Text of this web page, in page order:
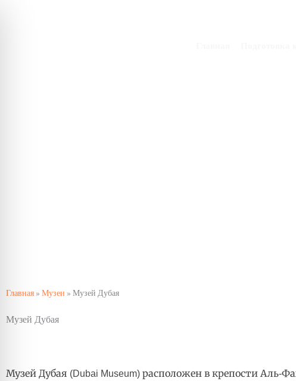
Главная» Музеи » Музей Дубая
Музей Дубая
Музей Дубая (Dubai Museum) расположен в крепости